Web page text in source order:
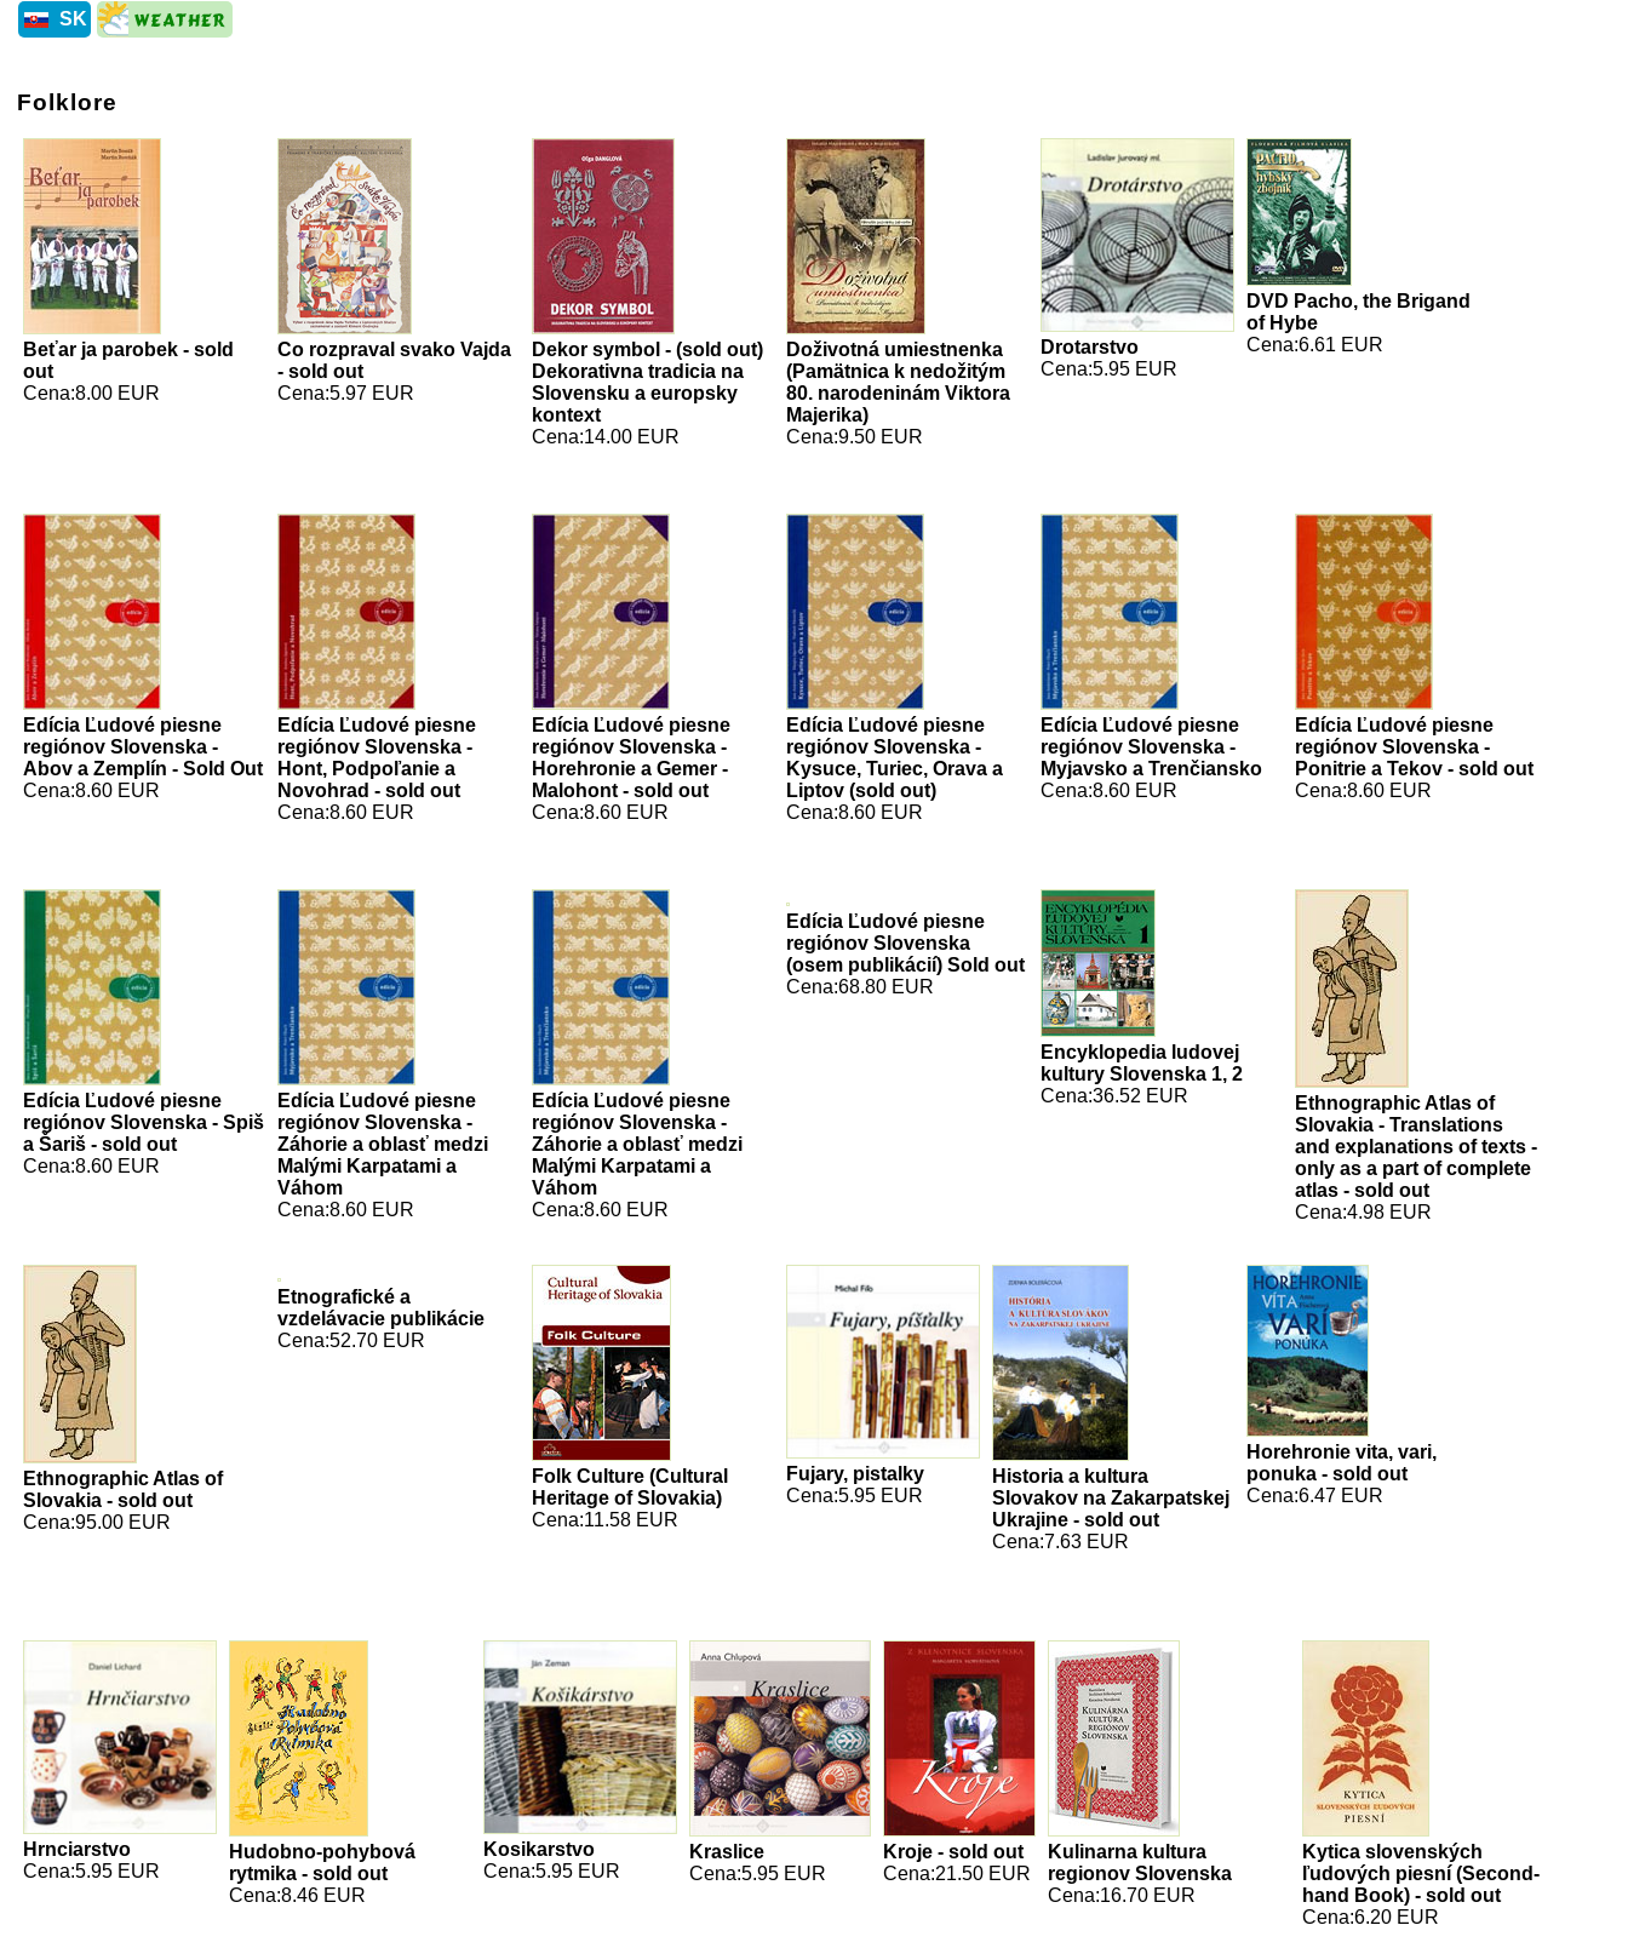
SK
Folklore
Beťar ja parobek - sold
out
Cena:8.00 EUR
Co rozpraval svako Vajda
- sold out
Cena:5.97 EUR
Dekor symbol - (sold out)
Dekorativna tradicia na
Slovensku a europsky
kontext
Cena:14.00 EUR
Doživotná umiestnenka
(Pamätnica k nedožitým
80. narodeninám Viktora
Majerika)
Cena:9.50 EUR
Drotarstvo
Cena:5.95 EUR
DVD Pacho, the Brigand
of Hybe
Cena:6.61 EUR
Edícia Ľudové piesne
regiónov Slovenska -
Abov a Zemplín - Sold Out
Cena:8.60 EUR
Edícia Ľudové piesne
regiónov Slovenska -
Hont, Podpoľanie a
Novohrad - sold out
Cena:8.60 EUR
Edícia Ľudové piesne
regiónov Slovenska -
Horehronie a Gemer -
Malohont - sold out
Cena:8.60 EUR
Edícia Ľudové piesne
regiónov Slovenska -
Kysuce, Turiec, Orava a
Liptov (sold out)
Cena:8.60 EUR
Edícia Ľudové piesne
regiónov Slovenska -
Myjavsko a Trenčiansko
Cena:8.60 EUR
Edícia Ľudové piesne
regiónov Slovenska -
Ponitrie a Tekov - sold out
Cena:8.60 EUR
Edícia Ľudové piesne
regiónov Slovenska - Spiš
a Šariš - sold out
Cena:8.60 EUR
Edícia Ľudové piesne
regiónov Slovenska -
Záhorie a oblasť medzi
Malými Karpatami a
Váhom
Cena:8.60 EUR
Edícia Ľudové piesne
regiónov Slovenska -
Záhorie a oblasť medzi
Malými Karpatami a
Váhom
Cena:8.60 EUR
Edícia Ľudové piesne
regiónov Slovenska
(osem publikácií) Sold out
Cena:68.80 EUR
Encyklopedia ludovej
kultury Slovenska 1, 2
Cena:36.52 EUR
Ethnographic Atlas of
Slovakia - Translations
and explanations of texts -
only as a part of complete
atlas - sold out
Cena:4.98 EUR
Ethnographic Atlas of
Slovakia - sold out
Cena:95.00 EUR
Etnografické a
vzdelávacie publikácie
Cena:52.70 EUR
Folk Culture (Cultural
Heritage of Slovakia)
Cena:11.58 EUR
Fujary, pistalky
Cena:5.95 EUR
Historia a kultura
Slovakov na Zakarpatskej
Ukrajine - sold out
Cena:7.63 EUR
Horehronie vita, vari,
ponuka - sold out
Cena:6.47 EUR
Hrnciarstvo
Cena:5.95 EUR
Hudobno-pohybová
rytmika - sold out
Cena:8.46 EUR
Kosikarstvo
Cena:5.95 EUR
Kraslice
Cena:5.95 EUR
Kroje - sold out
Cena:21.50 EUR
Kulinarna kultura
regionov Slovenska
Cena:16.70 EUR
Kytica slovenských
ľudových piesní (Second-
hand Book) - sold out
Cena:6.20 EUR